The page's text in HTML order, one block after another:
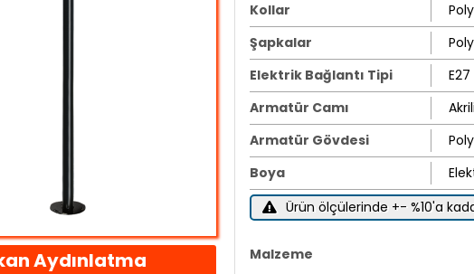
Aydınlatma
Kollar
Şapkalar
Elektrik Bağlantı Tipi
E27
Armatür Camı
Armatür Gövdesi
Boya
Ürün ölçülerinde +- %10'a
Malzeme